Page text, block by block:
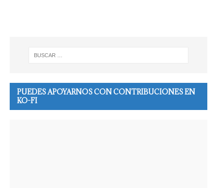
PUEDES APOYARNOS CON CONTRIBUCIONES EN
KO-FI